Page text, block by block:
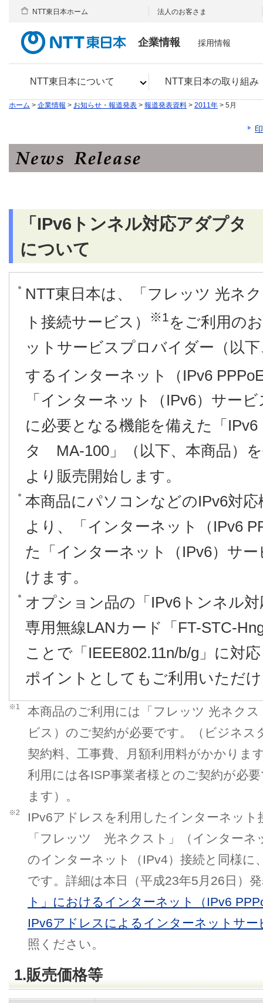
企業情報
NTT東日本について NTT東日本の取り組み
NTT東日本ホーム 法人のお客さま
採用情報
ホーム > 企業情報 > お知らせ・報道発表 > 報道発表資料 > 2011年 > 5月
「IPv6トンネル対応アダプ
について
NTT東日本は、「フレッツ 光ネ
ト接続サービス）
※1をご利用の
ットサービスプロバイダー（以
するインターネット（IPv6
「インターネット（IPv6）サー
に必要となる機能を備えた「
タ MA-100」（以下、本商品）
より販売開始します。
本商品にパソコンなどのIPv6対
より、「インターネット（IPv6
た「インターネット（IPv6）サ
けます。
オプション品の「IPv6トンネル
専用無線LANカード「FT-STC-
ことで「IEEE802.11n/b/g」に対
ポイントとしてもご利用いただ
※1
本商品のご利用には「フレッツ 光ネク
ビス）のご契約が必要です。（ビジネ
契約料、工事費、月額利用料がかかりま
利用には各ISP事業者様とのご契約が必
ます）。
※2
IPv6アドレスを利用したインターネット
「フレッツ 光ネクスト」（インターネ
のインターネット（IPv4）接続と同様に
です。詳細は本日（平成23年5月26日）
ト」におけるインターネット（IPv6
IPv6アドレスによるインターネットサ
照ください。
1.販売価格等